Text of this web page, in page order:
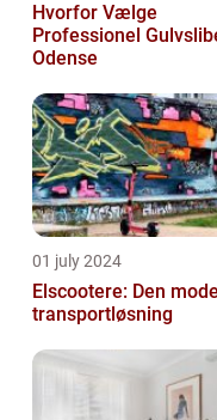
Hvorfor Vælge
Professionel
Odense
01 july 2024
Elscootere: Den
transportløsning